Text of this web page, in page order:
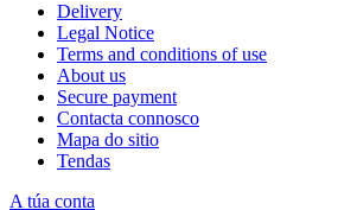
Delivery
Legal Notice
Terms and conditions of use
About us
Secure payment
Contacta connosco
Mapa do sitio
Tendas
A túa conta